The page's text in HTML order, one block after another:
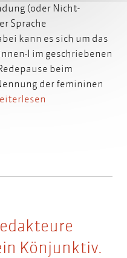
(oder Nicht-
Sprache
kann es sich um das
I im geschriebenen
beim
der femininen
Könjunktiv.